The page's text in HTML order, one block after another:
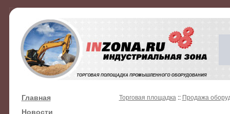
Главная
Новости
Торговая площадка:: Продажа